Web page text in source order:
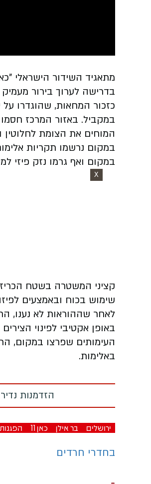
מתאגיד השידור הישראלי
בדרישה לערוך בירור
כזכור המחאות, שהוגדרו
המוחים את הצומת לחלוטין
במקום נרשמו תקריות
במקום ואף גרמו נזק פיזי
X
קציני המשטרה בשטח
שימוש בכוח ובאמצעים
לאחר שההוראות לא נענו,
באופן אקטיבי לפינוי
העימותים שפרצו במקום,
באלימות.
הזדמנות
ירושלים בר אילן כאן 11 הפגנות
בחדרי חרדים